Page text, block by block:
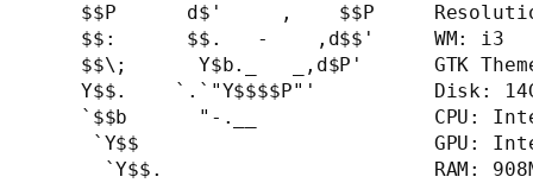
$$P      d$'     ,    $$P
   $$:      $$.   -    ,d$$'     WM: i3
$$\;      Y$b._   _,d$P'      GTK
Y$$.    `.`"Y$$$$P"'          Disk:
`$$b      "-.__               CPU:
`Y$$                         GPU:
`Y$$.                       RAM: